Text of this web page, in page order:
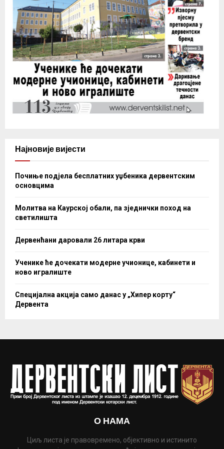
Најновије вијести
Почиње подјела бесплатних уџбеника дервентским
основцима
Молитва на Каурској обали, па зједнички поход на
светилишта
Дервенћани даровали 26 литара крви
Ученике ће дочекати модерне учионице, кабинети и
ново игралиште
Специјална акција само данас у „Хипер корту“
Дервента
О НАМА
Циљ листа је правовремено, објективно и истинито